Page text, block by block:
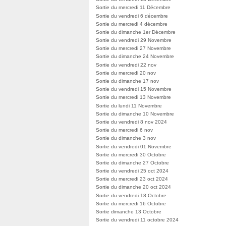
Sortie du mercredi 11 Décembre
Sortie du vendredi 6 décembre
Sortie du mercredi 4 décembre
Sortie du dimanche 1er Décembre
Sortie du vendredi 29 Novembre
Sortie du mercredi 27 Novembre
Sortie du dimanche 24 Novembre
Sortie du vendredi 22 nov
Sortie du mercredi 20 nov
Sortie du dimanche 17 nov
Sortie du vendredi 15 Novembre
Sortie du mercredi 13 Novembre
Sortie du lundi 11 Novembre
Sortie du dimanche 10 Novembre
Sortie du vendredi 8 nov 2024
Sortie du mercredi 6 nov
Sortie du dimanche 3 nov
Sortie du vendredi 01 Novembre
Sortie du mercredi 30 Octobre
Sortie du dimanche 27 Octobre
Sortie du vendredi 25 oct 2024
Sortie du mercredi 23 oct 2024
Sortie du dimanche 20 oct 2024
Sortie du vendredi 18 Octobre
Sortie du mercredi 16 Octobre
Sortie dimanche 13 Octobre
Sortie du vendredi 11 octobre 2024